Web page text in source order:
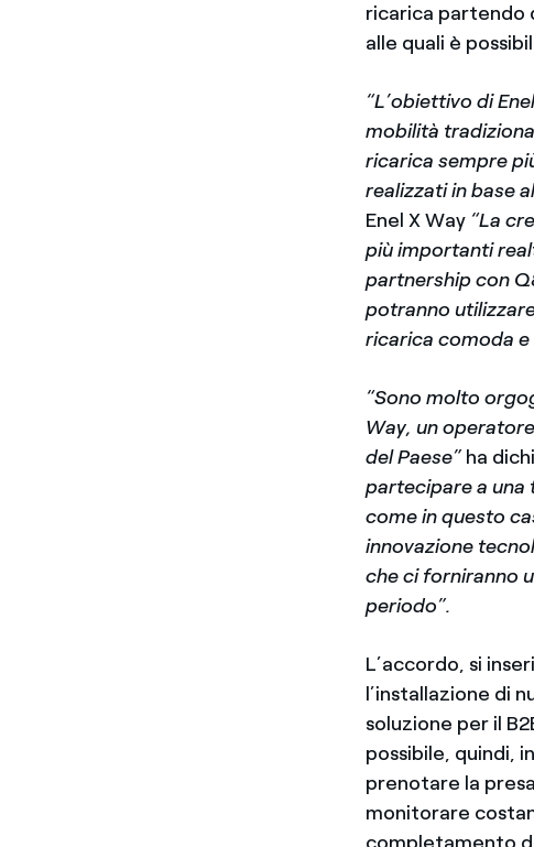
ricarica partendo
alle quali è
“L’obiettivo di
mobilità
ricarica sempre
realizzati in base
Enel X Way “La
più importanti
partnership con
potranno
ricarica comoda e
“Sono molto
Way, un
del Paese”ha
partecipare a una
come in questo
innovazione
che ci forniranno
periodo”.
L’accordo, si
l’installazione di
soluzione per il
possibile, quindi,
prenotare la
monitorare